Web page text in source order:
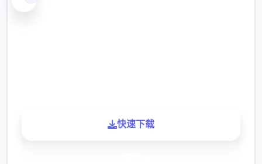
快速下载